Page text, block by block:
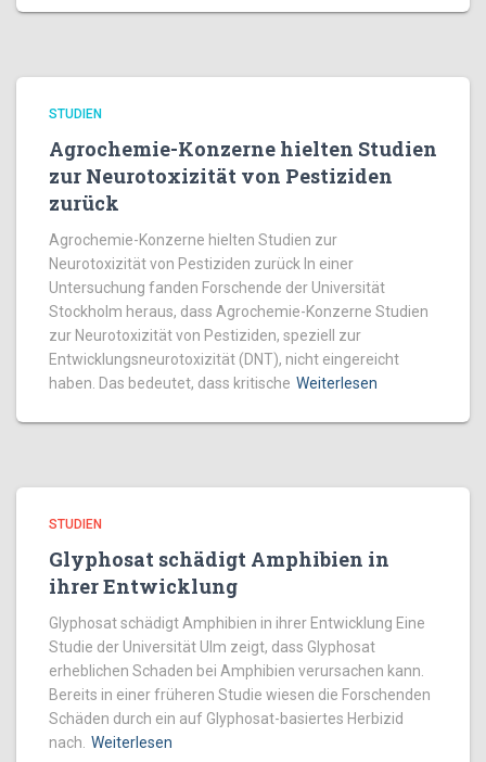
STUDIEN
Agrochemie-Konzerne hielten Studien
zur Neurotoxizität von Pestiziden
zurück
Agrochemie-Konzerne hielten Studien zur
Neurotoxizität von Pestiziden zurück In einer
Untersuchung fanden Forschende der Universität
Stockholm heraus, dass Agrochemie-Konzerne Studien
zur Neurotoxizität von Pestiziden, speziell zur
Entwicklungsneurotoxizität (DNT), nicht eingereicht
haben. Das bedeutet, dass kritische Weiterlesen
STUDIEN
Glyphosat schädigt Amphibien in
ihrer Entwicklung
Glyphosat schädigt Amphibien in ihrer Entwicklung Eine
Studie der Universität Ulm zeigt, dass Glyphosat
erheblichen Schaden bei Amphibien verursachen kann.
Bereits in einer früheren Studie wiesen die Forschenden
Schäden durch ein auf Glyphosat-basiertes Herbizid
nach. Weiterlesen